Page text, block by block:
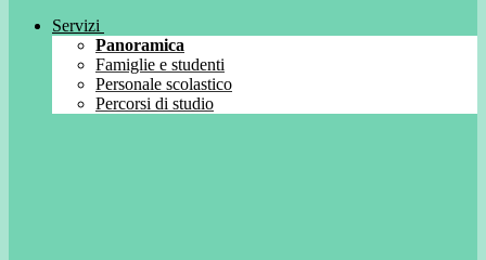
Servizi
Panoramica
Famiglie e studenti
Personale scolastico
Percorsi di studio